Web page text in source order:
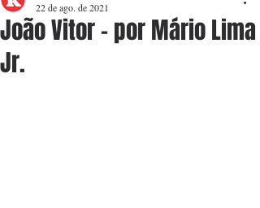
João Vitor - por Mário Lima
Jr.
22 de ago. de 2021